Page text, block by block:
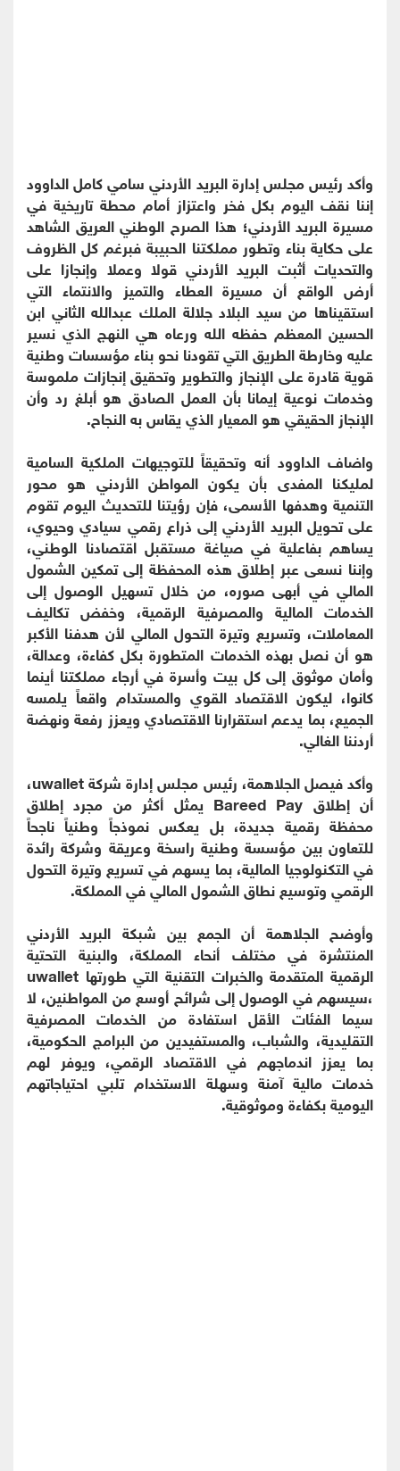
وأكد رئيس مجلس إدارة البريد الأردني سامي كامل الداوود
إننا نقف اليوم بكل فخر واعتزاز أمام محطة تاريخية في
مسيرة البريد الأردني؛ هذا الصرح الوطني العريق الشاهد
على حكاية بناء وتطور مملكتنا الحبيبة فبرغم كل الظروف
والتحديات أثبت البريد الأردني قولا وعملا وإنجازا على
أرض الواقع أن مسيرة العطاء والتميز والانتماء التي
استقيناها من سيد البلاد جلالة الملك عبدالله الثاني ابن
الحسين المعظم حفظه الله ورعاه هي النهج الذي نسير
عليه وخارطة الطريق التي تقودنا نحو بناء مؤسسات وطنية
قوية قادرة على الإنجاز والتطوير وتحقيق إنجازات ملموسة
وخدمات نوعية إيمانا بأن العمل الصادق هو أبلغ رد وأن
الإنجاز الحقيقي هو المعيار الذي يقاس به النجاح.
واضاف الداوود أنه وتحقيقاً للتوجيهات الملكية السامية
لمليكنا المفدى بأن يكون المواطن الأردني هو محور
التنمية وهدفها الأسمى، فإن رؤيتنا للتحديث اليوم تقوم
على تحويل البريد الأردني إلى ذراع رقمي سيادي وحيوي،
يساهم بفاعلية في صياغة مستقبل اقتصادنا الوطني،
وإننا نسعى عبر إطلاق هذه المحفظة إلى تمكين الشمول
المالي في أبهى صوره، من خلال تسهيل الوصول إلى
الخدمات المالية والمصرفية الرقمية، وخفض تكاليف
المعاملات، وتسريع وتيرة التحول المالي لأن هدفنا الأكبر
هو أن نصل بهذه الخدمات المتطورة بكل كفاءة، وعدالة،
وأمان موثوق إلى كل بيت وأسرة في أرجاء مملكتنا أينما
كانوا، ليكون الاقتصاد القوي والمستدام واقعاً يلمسه
الجميع، بما يدعم استقرارنا الاقتصادي ويعزز رفعة ونهضة
أردننا الغالي.
وأكد فيصل الجلاهمة، رئيس مجلس إدارة شركة uwallet،
أن إطلاق Bareed Pay يمثل أكثر من مجرد إطلاق
محفظة رقمية جديدة، بل يعكس نموذجاً وطنياً ناجحاً
للتعاون بين مؤسسة وطنية راسخة وعريقة وشركة رائدة
في التكنولوجيا المالية، بما يسهم في تسريع وتيرة التحول
الرقمي وتوسيع نطاق الشمول المالي في المملكة.
وأوضح الجلاهمة أن الجمع بين شبكة البريد الأردني
المنتشرة في مختلف أنحاء المملكة، والبنية التحتية
الرقمية المتقدمة والخبرات التقنية التي طورتها uwallet
،سيسهم في الوصول إلى شرائح أوسع من المواطنين، لا
سيما الفئات الأقل استفادة من الخدمات المصرفية
التقليدية، والشباب، والمستفيدين من البرامج الحكومية،
بما يعزز اندماجهم في الاقتصاد الرقمي، ويوفر لهم
خدمات مالية آمنة وسهلة الاستخدام تلبي احتياجاتهم
اليومية بكفاءة وموثوقية.